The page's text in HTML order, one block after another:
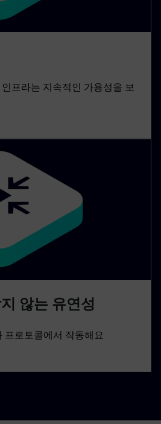
인프라는 지속적인 가용성을 보
않는 유연성
프로토콜에서 작동해요